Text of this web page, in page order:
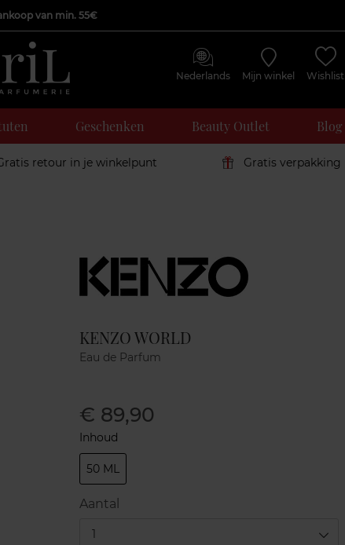
van min. 55€
Nederlands Mijn winkel Wishlist
Geschenken Beauty Outlet Blog
retour in je winkelpunt Gratis verpakking
KENZO WORLD
Eau de Parfum
€ 89,90
Inhoud
50 ML
Aantal
1